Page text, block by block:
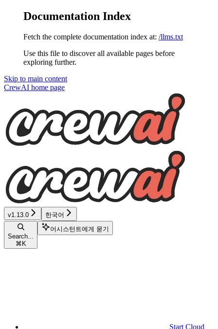
Documentation Index
Fetch the complete documentation index at: /llms.txt
Use this file to discover all available pages before
exploring further.
Skip to main content
CrewAI home page
v1.13.0 한국어
Search...
⌘ K
어시스턴트에게 묻기
Start Cloud